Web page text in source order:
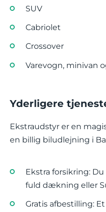
SUV
Cabriolet
Crossover
Varevogn, minivan
Yderligere
Ekstraudstyr er en
en billig biludlejning i
Ekstra forsikring:
fuld dækning eller
Gratis afbestilling: